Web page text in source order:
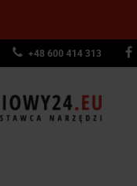
+48 600 414 313